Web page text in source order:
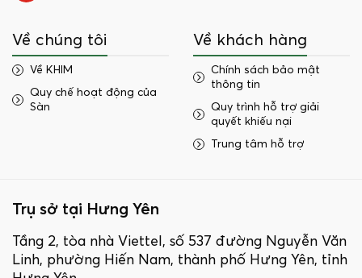
Về chúng tôi
Về KHIM
Quy chế hoạt động của
Sàn
Về khách hàng
Chính sách bảo mật
thông tin
Quy trình hỗ trợ giải
quyết khiếu nại
Trung tâm hỗ trợ
Trụ sở tại Hưng Yên
Tầng 2, tòa nhà Viettel, số 537 đường Nguyễn Văn
Linh, phường Hiến Nam, thành phố Hưng Yên, tỉnh